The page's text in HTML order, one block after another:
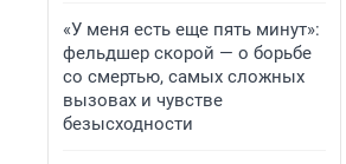
«У меня есть еще пять минут»:
фельдшер скорой — о борьбе
со смертью, самых сложных
вызовах и чувстве
безысходности